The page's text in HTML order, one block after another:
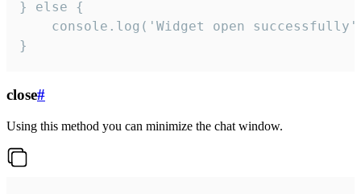
} else {
console.log('Widget open
}
close#
Using this method you can minimize the chat window.